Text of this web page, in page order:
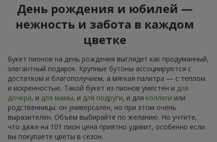
День рождения и юбилей —
нежность и забота в каждом
цветке
Букет пионов на день рождения выглядит как продуманный,
элегантный подарок. Крупные бутоны ассоциируются с
достатком и благополучием, а мягкая палитра — с теплом
и искренностью. Такой букет из пионов уместен и для
дочери, и для мамы, и для подруги, и для коллеги или
родственницы: он универсален, но при этом очень
выразителен. Объём выбирайте по желанию. Но учтите,
что даже на 101 пион цена приятно удивит, особенно если
вы покупаете цветы в сезон.